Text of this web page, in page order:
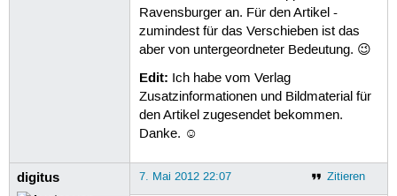
Ravensburger an. Für den Artikel -
zumindest für das Verschieben ist das
aber von untergeordneter Bedeutung. 😉
Edit: Ich habe vom Verlag
Zusatzinformationen und Bildmaterial für
den Artikel zugesendet bekommen.
Danke. ☺
digitus Zitieren
7. Mai 2012 22:07